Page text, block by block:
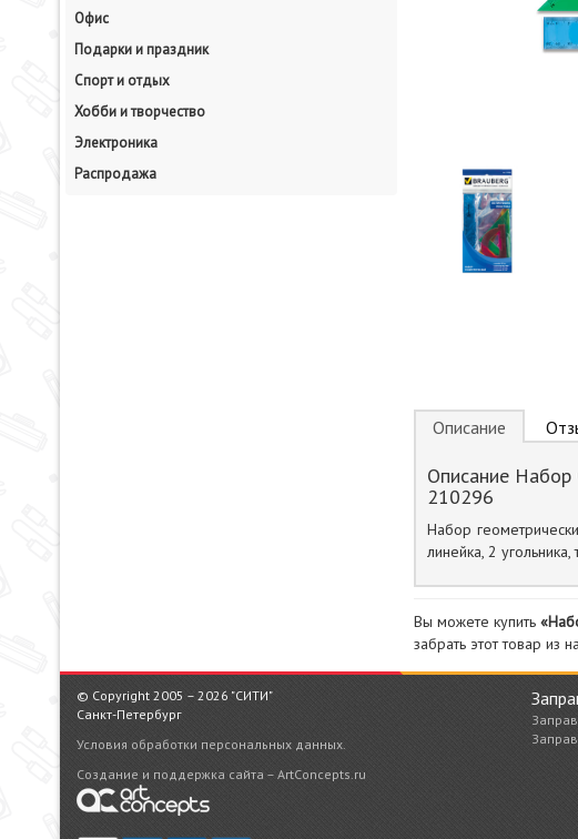
Офис
Подарки и праздник
Спорт и отдых
Хобби и творчество
Электроника
Распродажа
Описание
Описание Набор
210296
Набор
линейка, 2 угольника,
Вы можете купить
забрать этот товар из
© Copyright 2005 – 2026 "СИТИ"
Санкт-Петербург
Условия обработки персональных данных.
Создание и поддержка сайта – ArtConcepts.ru